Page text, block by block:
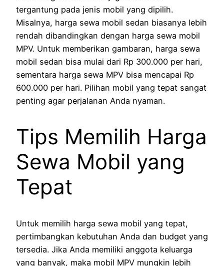
tergantung pada jenis mobil yang dipilih.
Misalnya, harga sewa mobil sedan biasanya lebih
rendah dibandingkan dengan harga sewa mobil
MPV. Untuk memberikan gambaran, harga sewa
mobil sedan bisa mulai dari Rp 300.000 per hari,
sementara harga sewa MPV bisa mencapai Rp
600.000 per hari. Pilihan mobil yang tepat sangat
penting agar perjalanan Anda nyaman.
Tips Memilih Harga
Sewa Mobil yang
Tepat
Untuk memilih harga sewa mobil yang tepat,
pertimbangkan kebutuhan Anda dan budget yang
tersedia. Jika Anda memiliki anggota keluarga
yang banyak, maka mobil MPV mungkin lebih